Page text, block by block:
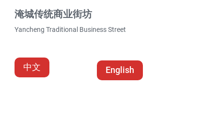
淹城传统商业街坊
Yancheng Traditional Business Street
中文 English